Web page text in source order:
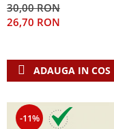
30,00 RON
26,70 RON
ADAUGA IN COS
-11%